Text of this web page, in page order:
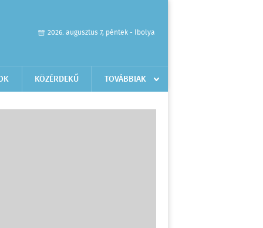
2026. augusztus 7, péntek - Ibolya
KÖZÉRDEKŰ TOVÁBBIAK